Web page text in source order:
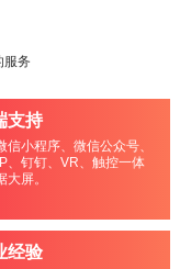
服务
支持
信小程序、微信公众号、
、钉钉、VR、触控一体
大屏。
经验